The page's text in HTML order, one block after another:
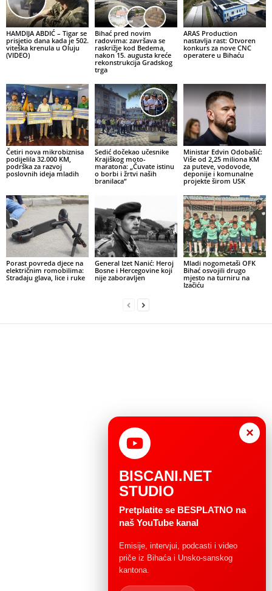
HAMDIJA ABDIĆ – Tigar se
prisjetio dana kada je 502.
viteška krenula u Oluju
(VIDEO)
Bihać pred novim
radovima: završava se
raskrižje kod Bedema,
nakon 15. augusta kreće
rekonstrukcija Gradskog
trga
ARAS Production
nastavlja rast: Otvoren
konkurs za nove CNC
operatere u Bihaću
Četiri nova mikrobiznisa
podijelila 32.000 KM,
podrška za razvoj
poslovnih ideja mladih
Sedić dočekao učesnike
Krajiškog moto-
maratona: „Čuvate istinu
o borbi i žrtvi naših
branilaca“
Ministar Edvin Odobašić:
Više od 2,25 miliona KM
za puteve, vodovode,
deponije i komunalne
projekte širom USK
Porast povreda djece na
električnim romobilima:
Stradaju glava, lice i ruke
General Izet Nanić: Heroj
Bosne i Hercegovine koji
nije zaboravljen
Mladi nogometaši OFK
Bihać osvojili drugo
mjesto na turniru na
Izačiću
×
BISCANI.NET
STUDIO
Pretplatite se BESPLATNO na
naš YouTube kanal
Emisije, intervjui, podcasti i video
priče iz Bihaća i Unsko-sanskog
kantona.